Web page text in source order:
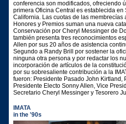
conferencia son modificados, ofreciendo
primera Oficina Central es establecida en
California. Las cuotas de las membrecías
Honores y Premios suman una nueva
Conservación por Cheryl Messinger de
también presenta tres reconocimientos
Allen por sus 20 años de asistencia
Segundo a Randy Brill por sostener la
ninguna otra persona y por redactar los
incorporación de artículos de la
por su sobresaliente contribución a la
fueron: Presidente Pasado John Kirtland,
Presidente Electo Sonny Allen, Vice
Secretario Cheryl Messinger y Tesorero
IMATA
in the '90s